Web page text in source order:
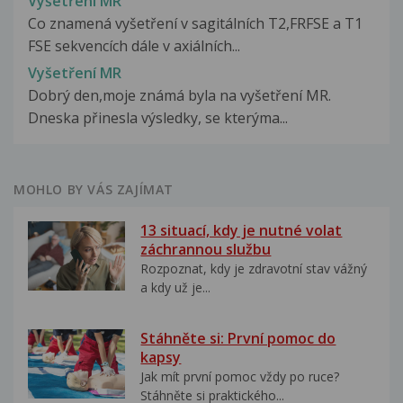
Co znamená vyšetření v sagitálních T2,FRFSE a T1
FSE sekvencích dále v axiálních...
Vyšetření MR
Dobrý den,moje známá byla na vyšetření MR.
Dneska přinesla výsledky, se kterýma...
MOHLO BY VÁS ZAJÍMAT
13 situací, kdy je nutné volat
záchrannou službu
Rozpoznat, kdy je zdravotní stav vážný
a kdy už je...
Stáhněte si: První pomoc do
kapsy
Jak mít první pomoc vždy po ruce?
Stáhněte si praktického...